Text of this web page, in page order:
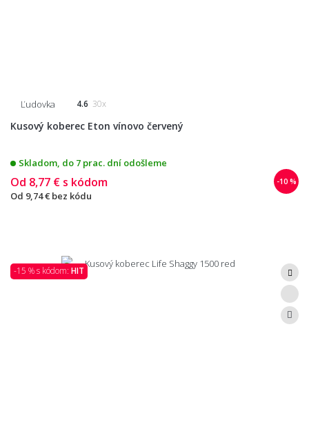
Ľudovka 4.6 30x
Kusový koberec Eton vínovo červený
Skladom, do 7 prac. dní odošleme
-10 %
Od 8,77 € s kódom
Od 9,74 € bez kódu
-15 % s kódom: HIT